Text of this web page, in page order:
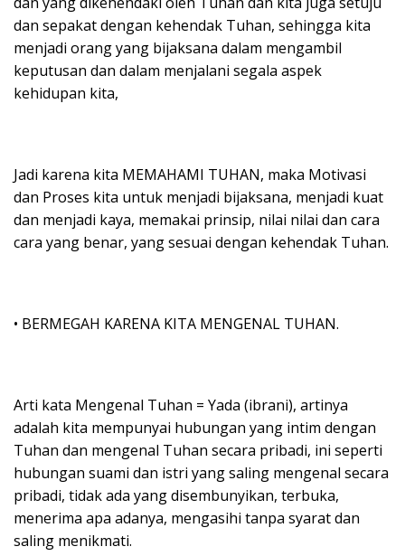
dan sepakat dengan kehendak Tuhan, sehingga kita
menjadi orang yang bijaksana dalam mengambil
keputusan dan dalam menjalani segala aspek
kehidupan kita,
Jadi karena kita MEMAHAMI TUHAN, maka Motivasi
dan Proses kita untuk menjadi bijaksana, menjadi kuat
dan menjadi kaya, memakai prinsip, nilai nilai dan cara
cara yang benar, yang sesuai dengan kehendak Tuhan.
• BERMEGAH KARENA KITA MENGENAL TUHAN.
Arti kata Mengenal Tuhan = Yada (ibrani), artinya
adalah kita mempunyai hubungan yang intim dengan
Tuhan dan mengenal Tuhan secara pribadi, ini seperti
hubungan suami dan istri yang saling mengenal secara
pribadi, tidak ada yang disembunyikan, terbuka,
menerima apa adanya, mengasihi tanpa syarat dan
saling menikmati.